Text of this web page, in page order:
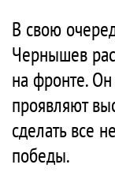
В свою
Чернышев
на фронте.
проявляют
сделать все
победы.